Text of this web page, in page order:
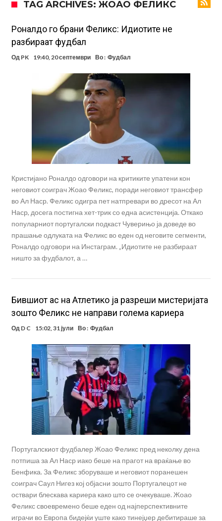
Инфантино го возвраќа ударот, кој сè досега го поддржал?
„Влегувам на стадионот за да го разнесам Меси со четири бомби“
Реал потроши повеќе од 200 милиони евра, но не го затвора
паричникот – ќе има уште засилувања!
После распродажба, време е Њукасл да ја отвори касата, дали
има 100.000.000 евра за да ги задоволи Германците?
Ова што се случи на другиот крај од планетата најдобро покажува
кој е и што е Лука Модриќ
Феран Торес кажал “да” на Пари Сен Жермен
Јувентус го сака Рајндерс, но под еден услов
TAG ARCHIVES: ЖОАО ФЕЛИКС
Роналдо го брани Феликс: Идиотите не
разбираат фудбал
Од PK 19:40, 20 септември Во : Фудбал
Кристијано Роналдо одговори на критиките упатени кон
неговиот соиграч Жоао Феликс, поради неговиот трансфер
во Ал Наср. Феликс одигра пет натпревари во дресот на Ал
Наср, досега постигна хет-трик со една асистенција. Откако
популарниот португалски подкаст Чуверињо ја доведе во
прашање одлуката на Феликс во еден од неговите сегменти,
Роналдо одговори на Инстаграм. „Идиотите не разбираат
ништо за фудбалот, а …
Бившиот ас на Атлетико ја разреши мистеријата
зошто Феликс не направи голема кариера
Од D C 15:02, 31 јули Во : Фудбал
Португалскиот фудбалер Жоао Феликс пред неколку дена
потпиша за Ал Наср иако беше на прагот на враќање во
Бенфика. За Феликс зборуваше и неговиот поранешен
соиграч Саул Нигез кој објасни зошто Португалецот не
оствари блескава кариера како што се очекуваше. Жоао
Феликс своевремено беше еден од најперспективните
играчи во Европа бидејќи уште како тинејџер дебитираше за